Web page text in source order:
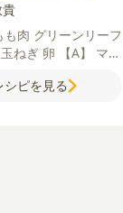
も肉 グリーンリーフ
玉ねぎ 卵 【A】 マヨ
ょう【B】水
シピを見る